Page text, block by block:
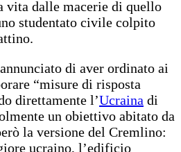
vita dalle macerie di quello
studentato civile colpito
di aver ordinato ai
“misure di risposta
direttamente l’Ucraina di
un obiettivo abitato da
la versione del Cremlino:
ucraino, l’edificio